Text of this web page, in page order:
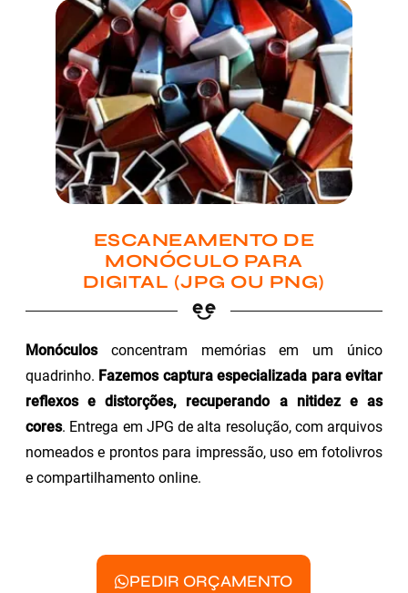
ESCANEAMENTO DE
MONÓCULO PARA
DIGITAL (JPG OU PNG)
Monóculosconcentram memórias em um único
quadrinho. Fazemos captura especializada para evitar
reflexos e distorções, recuperando a nitidez e as
cores. Entrega em JPG de alta resolução, com arquivos
nomeados e prontos para impressão, uso em fotolivros
e compartilhamento online.
PEDIR ORÇAMENTO